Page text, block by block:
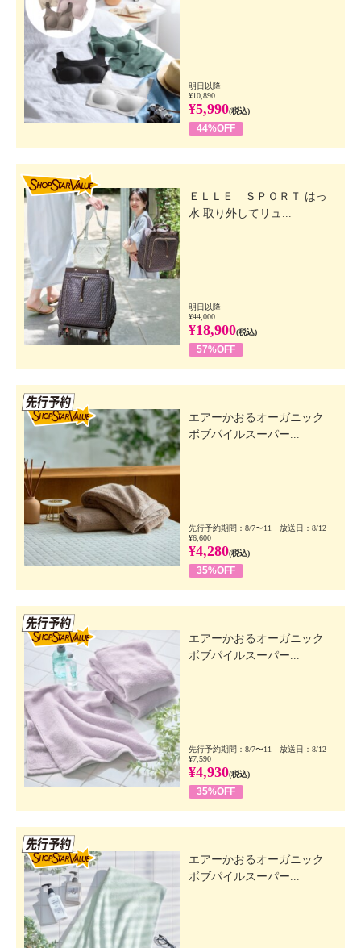
明日以降
¥10,890
¥5,990(税込)
44%OFF
ＥＬＬＥ ＳＰＯＲＴ はっ
水 取り外してリュ...
明日以降
¥44,000
¥18,900(税込)
57%OFF
エアーかおるオーガニック
ボブパイルスーパー...
先行予約期間：8/7〜11 放送日：8/12
¥6,600
¥4,280(税込)
35%OFF
エアーかおるオーガニック
ボブパイルスーパー...
先行予約期間：8/7〜11 放送日：8/12
¥7,590
¥4,930(税込)
35%OFF
エアーかおるオーガニック
ボブパイルスーパー...